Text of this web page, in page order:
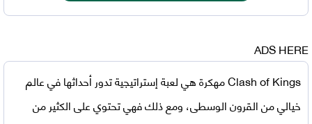
ADS HERE
Clash of Kings مهكرة
هي لعبة إستراتيجية تدور أحداثها في عالم
خيالي من القرون الوسطى، ومع ذلك فهي تحتوي على الكثير من